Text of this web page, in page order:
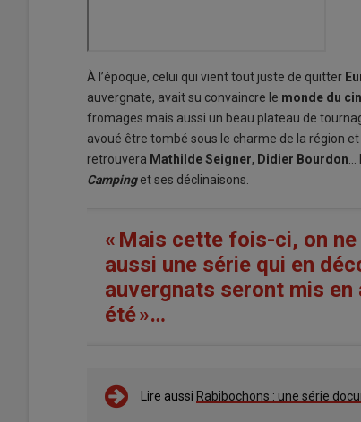
À l’époque, celui qui vient tout juste de quitter
auvergnate, avait su convaincre le monde du
fromages mais aussi un beau plateau de
avoué être tombé sous le charme de la région
retrouvera Mathilde Seigner, Didier Bourdon
Camping et ses déclinaisons.
« Mais cette fois-ci, on
aussi une série qui en
auvergnats seront mis
été »…
Lire aussi Rabibochons : une série